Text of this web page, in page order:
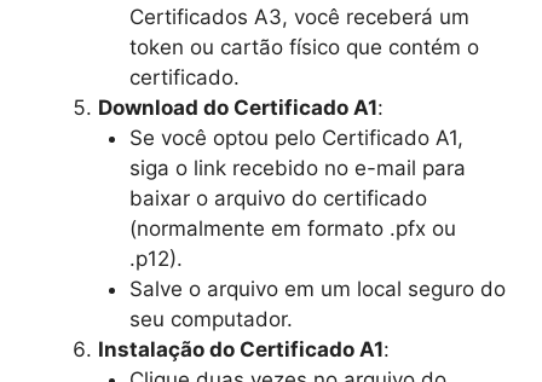
Certificados A3, você receberá um
token ou cartão físico que contém o
certificado.
Download do Certificado A1:
Se você optou pelo Certificado A1,
siga o link recebido no e-mail para
baixar o arquivo do certificado
(normalmente em formato .pfx ou
.p12).
Salve o arquivo em um local seguro do
seu computador.
Instalação do Certificado A1: